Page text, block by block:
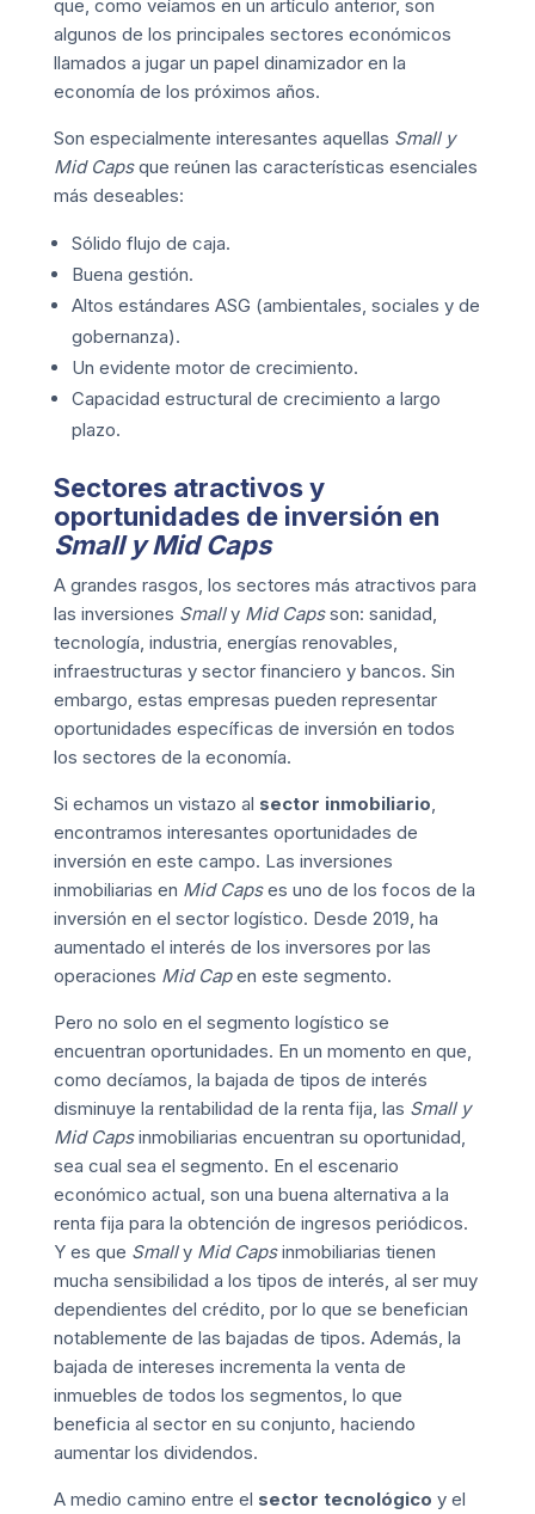
que, como veíamos en un artículo anterior, son
algunos de los principales sectores económicos
llamados a jugar un papel dinamizador en la
economía de los próximos años.
Son especialmente interesantes aquellas Small y
Mid Capsque reúnen las características esenciales
más deseables:
Sólido flujo de caja.
Buena gestión.
Altos estándares ASG (ambientales, sociales y de
gobernanza).
Un evidente motor de crecimiento.
Capacidad estructural de crecimiento a largo
plazo.
Sectores atractivos y
oportunidades de inversión en
Small y Mid Caps
A grandes rasgos, los sectores más atractivos para
las inversiones Smally Mid Capsson: sanidad,
tecnología, industria, energías renovables,
infraestructuras y sector financiero y bancos. Sin
embargo, estas empresas pueden representar
oportunidades específicas de inversión en todos
los sectores de la economía.
Si echamos un vistazo al sector inmobiliario,
encontramos interesantes oportunidades de
inversión en este campo. Las inversiones
inmobiliarias en Mid Capses uno de los focos de la
inversión en el sector logístico. Desde 2019, ha
aumentado el interés de los inversores por las
operaciones Mid Capen este segmento.
Pero no solo en el segmento logístico se
encuentran oportunidades. En un momento en que,
como decíamos, la bajada de tipos de interés
disminuye la rentabilidad de la renta fija, las Small y
Mid Capsinmobiliarias encuentran su oportunidad,
sea cual sea el segmento. En el escenario
económico actual, son una buena alternativa a la
renta fija para la obtención de ingresos periódicos.
Y es que Smally Mid Capsinmobiliarias tienen
mucha sensibilidad a los tipos de interés, al ser muy
dependientes del crédito, por lo que se benefician
notablemente de las bajadas de tipos. Además, la
bajada de intereses incrementa la venta de
inmuebles de todos los segmentos, lo que
beneficia al sector en su conjunto, haciendo
aumentar los dividendos.
A medio camino entre el sector tecnológico y el